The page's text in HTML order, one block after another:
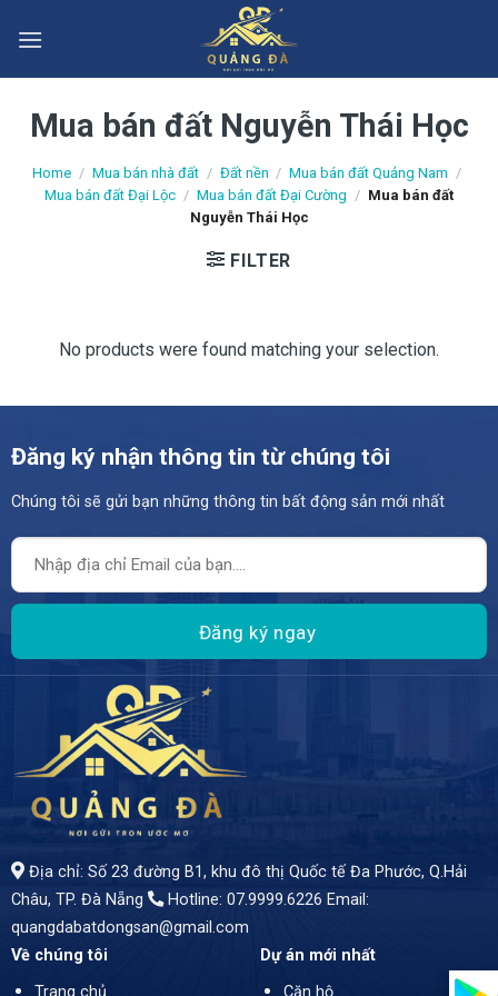
Mua bán đất Nguyễn Thái Học
Home / Mua bán nhà đất / Đất nền / Mua bán đất Quảng Nam /
Mua bán đất Đại Lộc / Mua bán đất Đại Cường / Mua bán đất
Nguyễn Thái Học
FILTER
No products were found matching your selection.
Đăng ký nhận thông tin từ chúng tôi
Chúng tôi sẽ gửi bạn những thông tin bất động sản mới nhất
Địa chỉ: Số 23 đường B1, khu đô thị Quốc tế Đa Phước, Q.Hải
Châu, TP. Đà Nẵng
Hotline: 07.9999.6226 Email:
quangdabatdongsan@gmail.com
Về chúng tôi
Trang chủ
Dự án mới nhất
Căn hộ